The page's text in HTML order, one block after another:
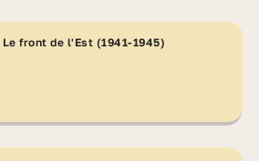
Le front de l'Est (1941-1945)